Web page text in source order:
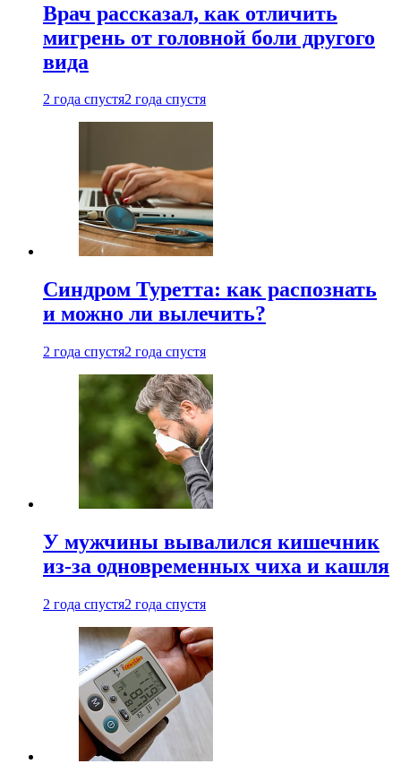
Врач рассказал, как отличить
мигрень от головной боли другого
вида
2 года спустя2 года спустя
Синдром Туретта: как распознать
и можно ли вылечить?
2 года спустя2 года спустя
У мужчины вывалился кишечник
из-за одновременных чиха и кашля
2 года спустя2 года спустя